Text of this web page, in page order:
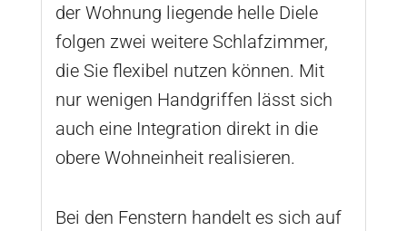
der Wohnung liegende helle Diele
folgen zwei weitere Schlafzimmer,
die Sie flexibel nutzen können. Mit
nur wenigen Handgriffen lässt sich
auch eine Integration direkt in die
obere Wohneinheit realisieren.
Bei den Fenstern handelt es sich auf